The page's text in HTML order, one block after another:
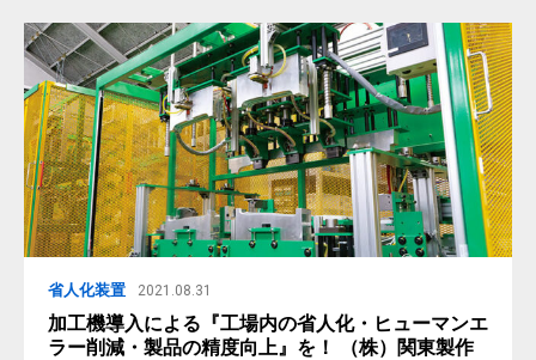
省人化装置 2021.08.31
加工機導入による『工場内の省人化・ヒューマンエ
ラー削減・製品の精度向上』を！ （株）関東製作